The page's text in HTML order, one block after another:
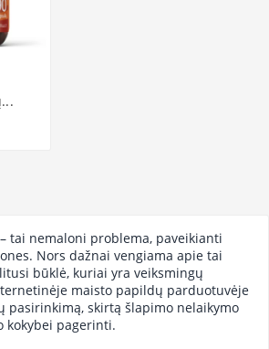
tai nemaloni problema, paveikianti
Nors dažnai vengiama apie tai
būklė, kuriai yra veiksmingų
maisto papildų parduotuvėje
pasirinkimą, skirtą šlapimo nelaikymo
kokybei pagerinti.